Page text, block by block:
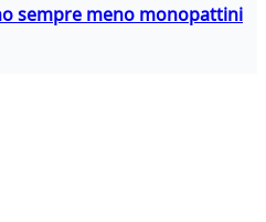
sempre meno monopattini